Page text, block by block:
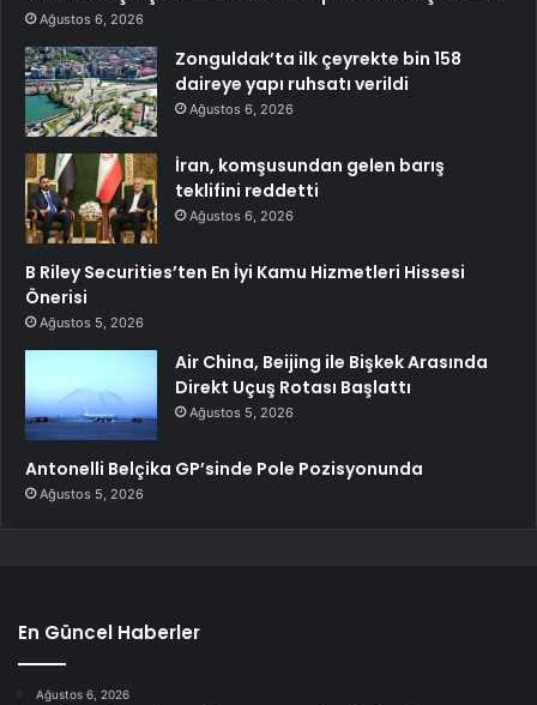
Ağustos 6, 2026
Zonguldak’ta ilk çeyrekte bin 158
daireye yapı ruhsatı verildi
Ağustos 6, 2026
İran, komşusundan gelen barış
teklifini reddetti
Ağustos 6, 2026
B Riley Securities’ten En İyi Kamu Hizmetleri Hissesi
Önerisi
Ağustos 5, 2026
Air China, Beijing ile Bişkek Arasında
Direkt Uçuş Rotası Başlattı
Ağustos 5, 2026
Antonelli Belçika GP’sinde Pole Pozisyonunda
Ağustos 5, 2026
En Güncel Haberler
Ağustos 6, 2026